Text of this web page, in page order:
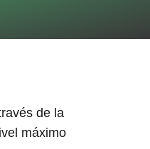
de la
máximo